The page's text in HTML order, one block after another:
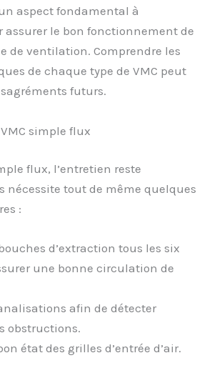
aspect fondamental à
assurer le bon fonctionnement de
de ventilation. Comprendre les
de chaque type de VMC peut
futurs.
simple flux
flux, l’entretien reste
nécessite tout de même quelques
:
d’extraction tous les six
une bonne circulation de
afin de détecter
obstructions.
état des grilles d’entrée d’air.